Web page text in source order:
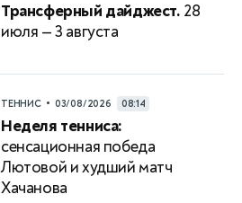
Трансферный дайджест. 28
июля — 3 августа
ТЕННИС • 03/08/2026 08:14
Неделя тенниса:
сенсационная победа
Лютовой и худший матч
Хачанова